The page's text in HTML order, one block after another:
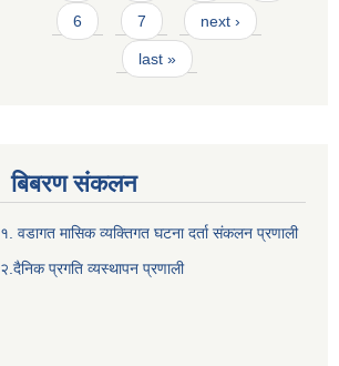
6 7 next ›
last »
बिबरण संकलन
१. वडागत मासिक व्यक्तिगत घटना दर्ता संकलन प्रणाली
२.दैनिक प्रगति व्यस्थापन प्रणाली